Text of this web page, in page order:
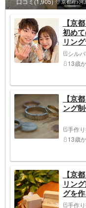
京都府>河
【京
初め
リン
シル
13歳
【京
ング
手作
13歳
【京
リン
グを
手作